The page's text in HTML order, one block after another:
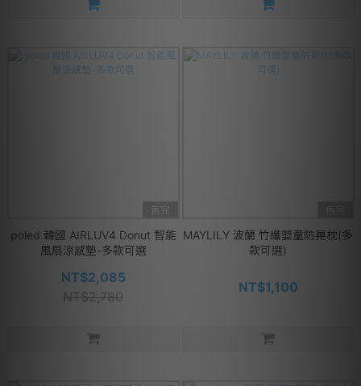
售完
poled 韓國 AIRLUV4 Donut 智能
風扇涼感墊-多款可選
NT$2,085
NT$2,780
MAYLILY 波蘭 竹纖嬰童防晃枕(多
款可選)
NT$1,100